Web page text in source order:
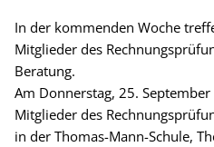
In der kommenden Woche
Mitglieder des
Beratung.
Am Donnerstag, 25.
Mitglieder des
in der Thomas-Mann-Schule,